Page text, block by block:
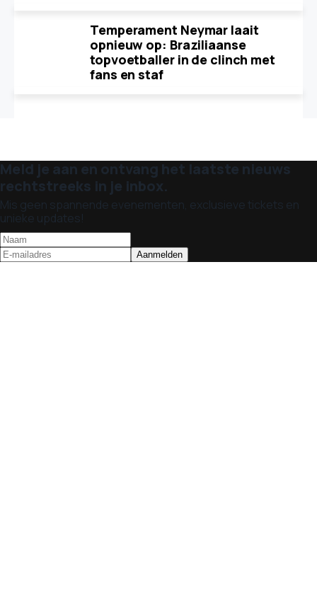
Temperament Neymar laait
opnieuw op: Braziliaanse
topvoetballer in de clinch met
fans en staf
Meld je aan en ontvang het laatste nieuws
rechtstreeks in je inbox.
Mis geen spannende evenementen, exclusieve tickets en
unieke updates!